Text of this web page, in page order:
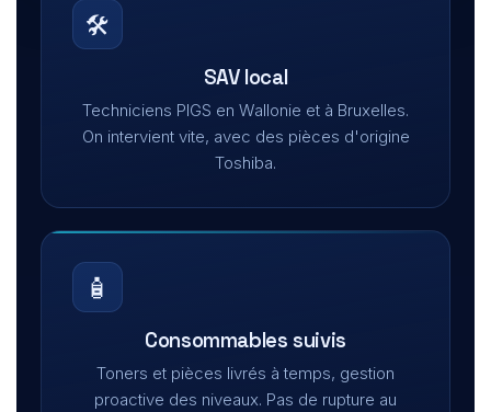
🛠️
SAV local
Techniciens PIGS en Wallonie et à Bruxelles.
On intervient vite, avec des pièces d'origine
Toshiba.
🧴
Consommables suivis
Toners et pièces livrés à temps, gestion
proactive des niveaux. Pas de rupture au